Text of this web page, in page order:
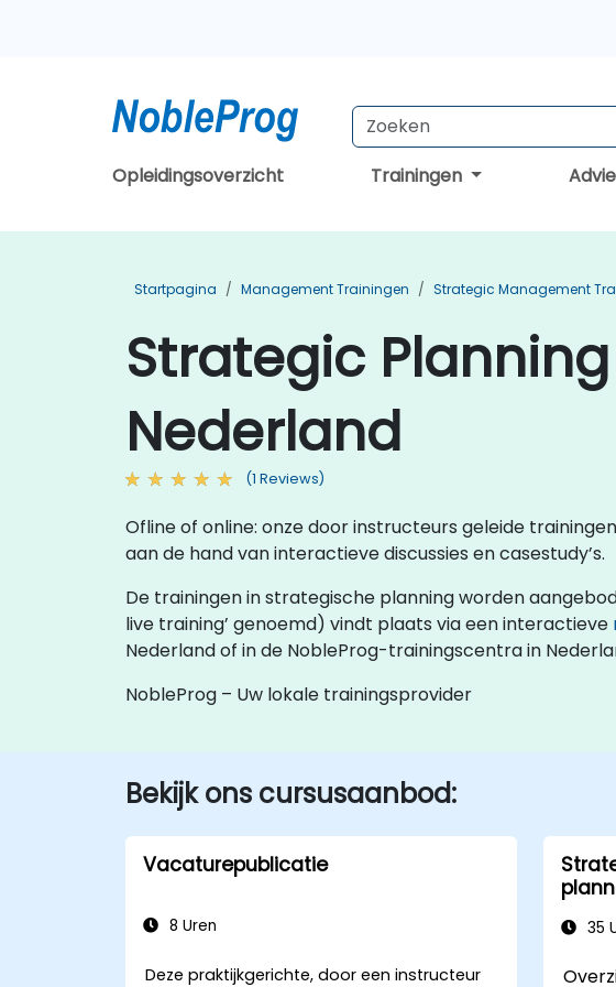
Opleidingsoverzicht Trainingen
Startpagina Management Trainingen Strategic Management
Strategic
Nederland
(1 Reviews)
Ofline of online: onze door instructeurs geleide
aan de hand van interactieve discussies en casestudy’s.
De trainingen in strategische planning worden
live training’ genoemd) vindt plaats via een interactieve
Nederland of in de NobleProg-trainingscentra in
NobleProg – Uw lokale trainingsprovider
Bekijk ons cursusaanbod:
Vacaturepublicatie
8 Uren
Deze praktijkgerichte, door een instructeur
35